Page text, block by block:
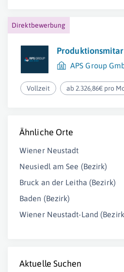
Direktbewerbung
APS Group
Vollzeit ab 2.326,86€ pro
Ähnliche Orte
Wiener Neustadt
Neusiedl am See (Bezirk)
Bruck an der Leitha (Bezirk)
Baden (Bezirk)
Wiener Neustadt-Land
Aktuelle Suchen